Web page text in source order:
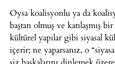
Oysa koalisyonlu ya da
baştan olmuş ve katılaşmış
kültürel yapılar gibi siyasal
içerir; ne yaparsanız, o